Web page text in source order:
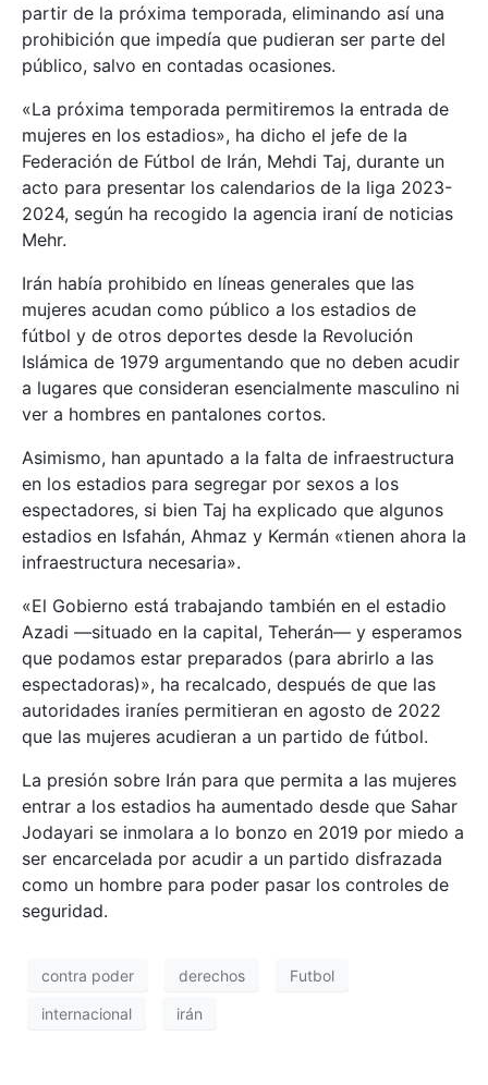
partir de la próxima temporada, eliminando así una
prohibición que impedía que pudieran ser parte del
público, salvo en contadas ocasiones.
«La próxima temporada permitiremos la entrada de
mujeres en los estadios», ha dicho el jefe de la
Federación de Fútbol de Irán, Mehdi Taj, durante un
acto para presentar los calendarios de la liga 2023-
2024, según ha recogido la agencia iraní de noticias
Mehr.
Irán había prohibido en líneas generales que las
mujeres acudan como público a los estadios de
fútbol y de otros deportes desde la Revolución
Islámica de 1979 argumentando que no deben acudir
a lugares que consideran esencialmente masculino ni
ver a hombres en pantalones cortos.
Asimismo, han apuntado a la falta de infraestructura
en los estadios para segregar por sexos a los
espectadores, si bien Taj ha explicado que algunos
estadios en Isfahán, Ahmaz y Kermán «tienen ahora la
infraestructura necesaria».
«El Gobierno está trabajando también en el estadio
Azadi —situado en la capital, Teherán— y esperamos
que podamos estar preparados (para abrirlo a las
espectadoras)», ha recalcado, después de que las
autoridades iraníes permitieran en agosto de 2022
que las mujeres acudieran a un partido de fútbol.
La presión sobre Irán para que permita a las mujeres
entrar a los estadios ha aumentado desde que Sahar
Jodayari se inmolara a lo bonzo en 2019 por miedo a
ser encarcelada por acudir a un partido disfrazada
como un hombre para poder pasar los controles de
seguridad.
contra poder derechos Futbol
internacional irán